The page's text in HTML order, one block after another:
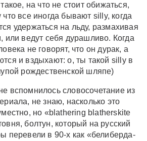
на что не стоит обижаться,
что все иногда бывают silly, когда
удержаться на льду, размахивая
или ведут себя дурашливо. Когда
не говорят, что он дурак, а
и вздыхают: о, ты такой silly в
рождественской шляпе)
вспомнилось словосочетание из
не знаю, насколько это
но «blathering blatherskite
болтун, который на русский
перевели в 90-х как «белиберда-